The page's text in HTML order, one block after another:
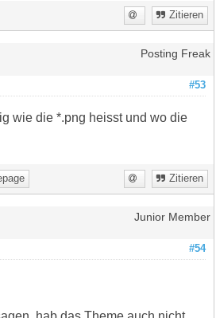
Zitieren
Posting Freak
#53
wie die *.png heisst und wo die
Zitieren
Junior Member
#54